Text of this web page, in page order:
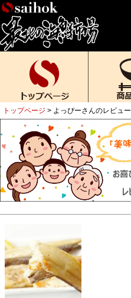
会員様メニュー
ゲスト
様、
いらっしゃいませ。
ご来店ありがとうございます。
新規会員登録
MYページ
ポイント履歴
レビュー投稿
当店について
初めての方へ
返品について
メルマガ登録
トップページ よっぴーさんのレビュー